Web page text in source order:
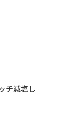
チ減塩し